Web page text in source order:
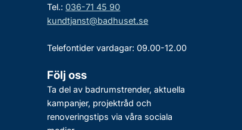
Tel.: 036-71 45 90
kundtjanst@badhuset.se
Telefontider vardagar: 09.00-12.00
Följ oss
Ta del av badrumstrender, aktuella
kampanjer, projektråd och
renoveringstips via våra sociala